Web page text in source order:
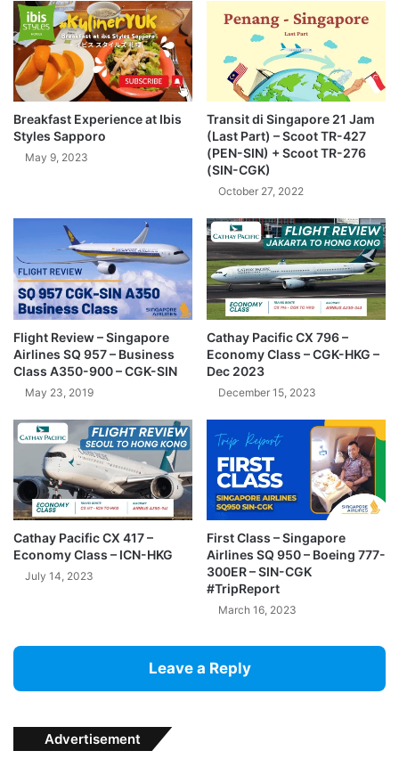
Breakfast Experience at Ibis
Styles Sapporo
May 9, 2023
Transit di Singapore 21 Jam
(Last Part) – Scoot TR-427
(PEN-SIN) + Scoot TR-276
(SIN-CGK)
October 27, 2022
Flight Review – Singapore
Airlines SQ 957 – Business
Class A350-900 – CGK-SIN
May 23, 2019
Cathay Pacific CX 796 –
Economy Class – CGK-HKG –
Dec 2023
December 15, 2023
Cathay Pacific CX 417 –
Economy Class – ICN-HKG
July 14, 2023
First Class – Singapore
Airlines SQ 950 – Boeing 777-
300ER – SIN-CGK
#TripReport
March 16, 2023
Leave a Reply
Advertisement